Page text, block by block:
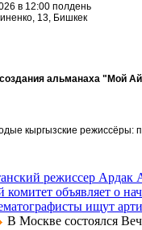
в 12:00 полдень
13, Бишкек
альманаха "Мой
кыргызские режиссёры:
режиссер Ардак
объявляет о
ищут
В Москве состоялся